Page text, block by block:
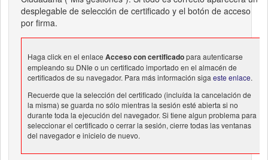
desplegable de selección de certificado y el botón de acceso
por firma.
Haga click en el enlace Acceso con certificadopara autenticarse
empleando su DNIe o un certificado importado en el almacén de
certificados de su navegador. Para más información siga este enlace.
Recuerde que la selección del certificado (incluída la cancelación de
la misma) se guarda no sólo mientras la sesión esté abierta si no
durante toda la ejecución del navegador. Si tiene algun problema para
seleccionar el certificado o cerrar la sesión, cierre todas las ventanas
del navegador e inicielo de nuevo.